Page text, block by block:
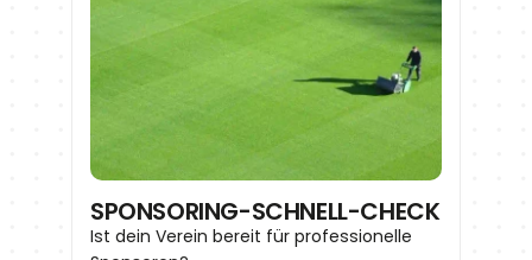
SPONSORING-SCHNELL-CHECK
Ist dein Verein bereit für professionelle